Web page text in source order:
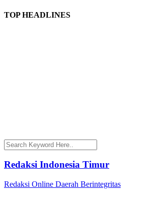
TOP HEADLINES
Redaksi Indonesia Timur
Redaksi Online Daerah Berintegritas